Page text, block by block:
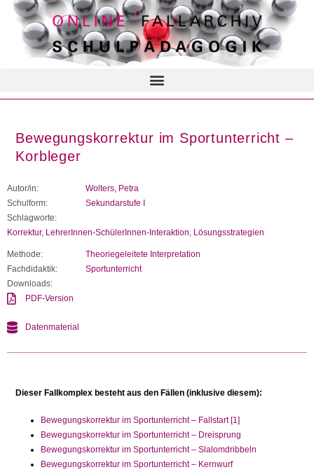
Bewegungskorrektur im Sportunterricht –
Korbleger
Autor/in:
Wolters, Petra
Schulform:
Sekundarstufe I
Schlagworte:
Korrektur, LehrerInnen-SchülerInnen-Interaktion Lösungsstrategien
Methode:
Theoriegeleitete Interpretation
Fachdidaktik:
Sportunterricht
Downloads:
PDF-Version
Datenmaterial
Dieser Fallkomplex besteht aus den Fällen (inklusive diesem):
Bewegungskorrektur im Sportunterricht – Fallstart [1]
Bewegungskorrektur im Sportunterricht – Dreisprung
Bewegungskorrektur im Sportunterricht – Slalomdribbeln
Bewegungskorrektur im Sportunterricht – Kernwurf